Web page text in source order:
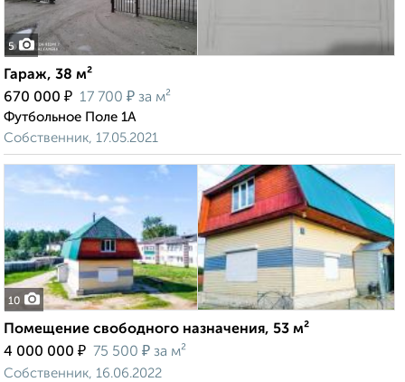
5
Гараж, 38 м²
670 000 ₽ 17 700 ₽ за м²
Футбольное Поле 1А
Собственник, 17.05.2021
10
Помещение свободного назначения, 53 м²
4 000 000 ₽ 75 500 ₽ за м²
Собственник, 16.06.2022